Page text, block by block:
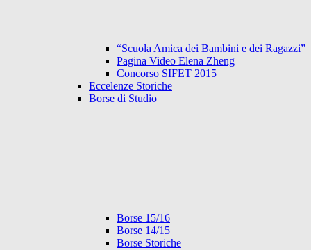
“Scuola Amica dei Bambini e dei Ragazzi”
Pagina Video Elena Zheng
Concorso SIFET 2015
Eccelenze Storiche
Borse di Studio
Borse 15/16
Borse 14/15
Borse Storiche